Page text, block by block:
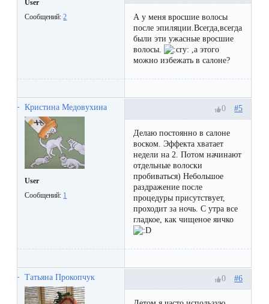
визитом
по
уходу
кожей
после
депиляции
Виды
User
Сообщений:2
А у меня вросшие волосы
после эпиляции.Всегда,всегда
были эти ужасные вросшие
волосы.
,а этого
можно избежать в салоне?
Кристина Медовухина
User
Сообщений: 1
#5
0
Делаю постоянно в салоне
воском. Эффекта хватает
недели на 2. Потом начинают
отдельные волоски
пробиваться) Небольшое
раздражение после
процедуры присутствует,
проходит за ночь. С утра все
гладкое, как чищеное яичко
Татьяна Прокопчук #6
0